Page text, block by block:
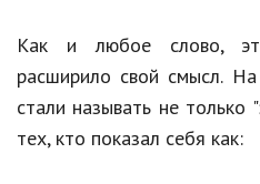
Как и любое слово,
расширило свой смысл.
стали называть не
тех, кто показал себя как: